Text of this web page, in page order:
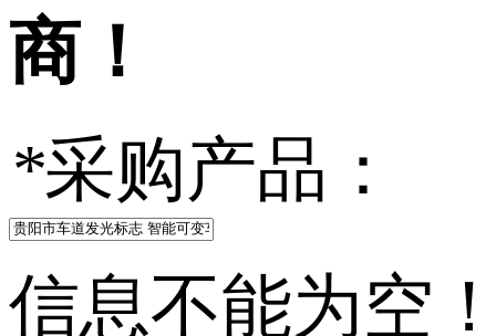
商！
*采购产品：
信息不能为空